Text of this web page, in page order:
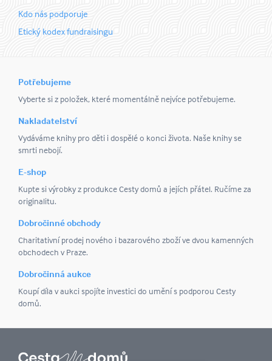
Kdo nás podporuje
Etický kodex fundraisingu
Potřebujeme
Vyberte si z položek, které momentálně nejvíce potřebujeme.
Nakladatelství
Vydáváme knihy pro děti i dospělé o konci života. Naše knihy se
smrti nebojí.
E-shop
Kupte si výrobky z produkce Cesty domů a jejích přátel. Ručíme za
originalitu.
Dobročinné obchody
Charitativní prodej nového i bazarového zboží ve dvou kamenných
obchodech v Praze.
Dobročinná aukce
Koupí díla v aukci spojíte investici do umění s podporou Cesty
domů.